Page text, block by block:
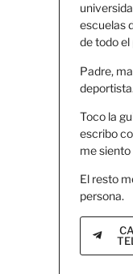
escuelas
de todo el
Padre,
deportista.
Toco la
escribo
me siento
El resto
persona.